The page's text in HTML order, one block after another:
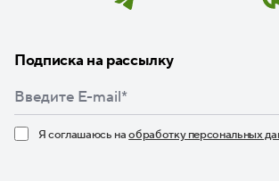
Подписка на рассылку
Я соглашаюсь наобработку персональных